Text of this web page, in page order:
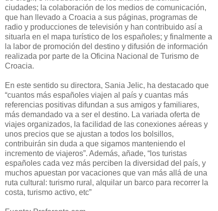
ciudades; la colaboración de los medios de comunicación,
que han llevado a Croacia a sus páginas, programas de
radio y producciones de televisión y han contribuido así a
situarla en el mapa turístico de los españoles; y finalmente a
la labor de promoción del destino y difusión de información
realizada por parte de la Oficina Nacional de Turismo de
Croacia.
En este sentido su directora, Sania Jelic, ha destacado que
“cuantos más españoles viajen al país y cuantas más
referencias positivas difundan a sus amigos y familiares,
más demandado va a ser el destino. La variada oferta de
viajes organizados, la facilidad de las conexiones aéreas y
unos precios que se ajustan a todos los bolsillos,
contribuirán sin duda a que sigamos manteniendo el
incremento de viajeros”. Además, añade, “los turistas
españoles cada vez más perciben la diversidad del país, y
muchos apuestan por vacaciones que van más allá de una
ruta cultural: turismo rural, alquilar un barco para recorrer la
costa, turismo activo, etc”